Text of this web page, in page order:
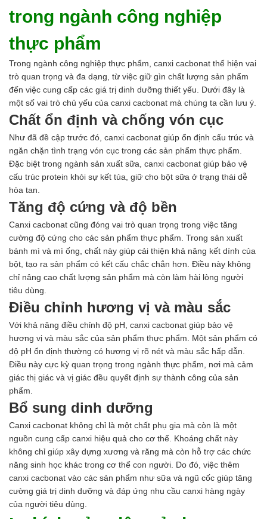
Silicone Shinetsu
Hóa chất khác
Giới Thiệu
Đối tác
Quy trình sản xuất
Tin tức
VMC GROUP
Ngành Hóa Chất
Tẩy Rửa Diệt Khuẩn
Ngành Thực Phẩm
Ngành Nông Nghiệp
Ngành Thủy Sản
Ngành Môi Trường
Ngành Xây Dựng
Ngành Cao Su
Ngành Xi Mạ
Ngành Thủy Tinh
Ngành Dệt Nhuộm
Ngành Sơn
Ngành In Ấn Bao Bì
Ngành Gốm Sứ
Ngành Gỗ
Ngành Mỹ Phẩm
Ngành Hóa Dầu
Ngành Giấy
Liên hệ
Tuyển dụng
trong ngành công nghiệp
thực phẩm
Trong ngành công nghiệp thực phẩm, canxi cacbonat thể hiện vai
trò quan trọng và đa dạng, từ việc giữ gìn chất lượng sản phẩm
đến việc cung cấp các giá trị dinh dưỡng thiết yếu. Dưới đây là
một số vai trò chủ yếu của canxi cacbonat mà chúng ta cần lưu ý.
Chất ổn định và chống vón cục
Như đã đề cập trước đó, canxi cacbonat giúp ổn định cấu trúc và
ngăn chặn tình trạng vón cục trong các sản phẩm thực phẩm.
Đặc biệt trong ngành sản xuất sữa, canxi cacbonat giúp bảo vệ
cấu trúc protein khỏi sự kết tủa, giữ cho bột sữa ở trạng thái dễ
hòa tan.
Tăng độ cứng và độ bền
Canxi cacbonat cũng đóng vai trò quan trọng trong việc tăng
cường độ cứng cho các sản phẩm thực phẩm. Trong sản xuất
bánh mì và mì ống, chất này giúp cải thiện khả năng kết dính của
bột, tạo ra sản phẩm có kết cấu chắc chắn hơn. Điều này không
chỉ nâng cao chất lượng sản phẩm mà còn làm hài lòng người
tiêu dùng.
Điều chỉnh hương vị và màu sắc
Với khả năng điều chỉnh độ pH, canxi cacbonat giúp bảo vệ
hương vị và màu sắc của sản phẩm thực phẩm. Một sản phẩm có
độ pH ổn định thường có hương vị rõ nét và màu sắc hấp dẫn.
Điều này cực kỳ quan trọng trong ngành thực phẩm, nơi mà cảm
giác thị giác và vị giác đều quyết định sự thành công của sản
phẩm.
Bổ sung dinh dưỡng
Canxi cacbonat không chỉ là một chất phụ gia mà còn là một
nguồn cung cấp canxi hiệu quả cho cơ thể. Khoáng chất này
không chỉ giúp xây dựng xương và răng mà còn hỗ trợ các chức
năng sinh học khác trong cơ thể con người. Do đó, việc thêm
canxi cacbonat vào các sản phẩm như sữa và ngũ cốc giúp tăng
cường giá trị dinh dưỡng và đáp ứng nhu cầu canxi hàng ngày
của người tiêu dùng.